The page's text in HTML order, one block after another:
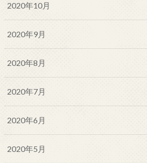
2020年10月
2020年9月
2020年8月
2020年7月
2020年6月
2020年5月